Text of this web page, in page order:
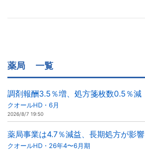
薬局 一覧
調剤報酬3.5％増、処方箋枚数0.5％減
クオールHD・6月
2026/8/7 19:50
薬局事業は4.7％減益、長期処方が影響
クオールHD・26年4〜6月期